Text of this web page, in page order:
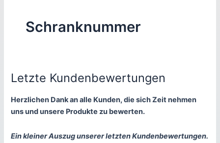
Schranknummer
Letzte Kundenbewertungen
Herzlichen Dank an alle Kunden, die sich Zeit nehmen
uns und unsere Produkte zu bewerten.
Ein kleiner Auszug unserer letzten Kundenbewertungen.